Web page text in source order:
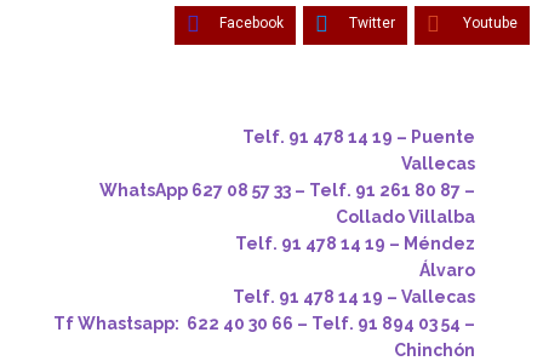
Facebook Twitter Youtube
Telf. 91 478 14 19 – Puente
Vallecas
WhatsApp 627 08 57 33 – Telf. 91 261 80 87 –
Collado Villalba
Telf. 91 478 14 19 – Méndez
Álvaro
Telf. 91 478 14 19 – Vallecas
Tf Whastsapp: 622 40 30 66 – Telf. 91 894 03 54 –
Chinchón